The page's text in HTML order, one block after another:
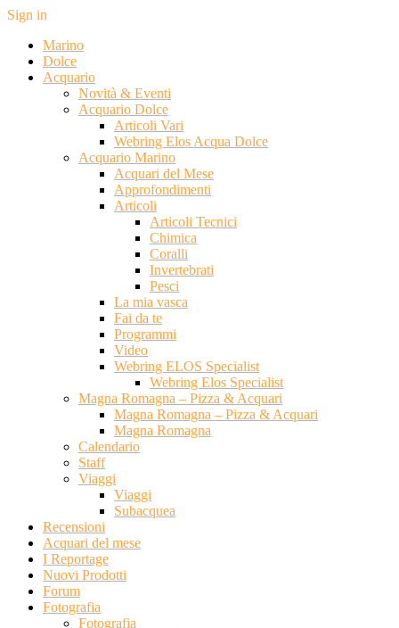
Sign in
Marino
Dolce
Acquario
Novità & Eventi
Acquario Dolce
Articoli Vari
Webring Elos Acqua Dolce
Acquario Marino
Acquari del Mese
Approfondimenti
Articoli
Articoli Tecnici
Chimica
Coralli
Invertebrati
Pesci
La mia vasca
Fai da te
Programmi
Video
Webring ELOS Specialist
Webring Elos Specialist
Magna Romagna – Pizza & Acquari
Magna Romagna – Pizza & Acquari
Magna Romagna
Calendario
Staff
Viaggi
Viaggi
Subacquea
Recensioni
Acquari del mese
I Reportage
Nuovi Prodotti
Forum
Fotografia
Fotografia